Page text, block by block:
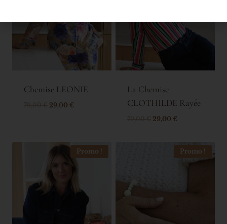
Chemise LEONIE
29,00 €
La Chemise
CLOTHILDE Rayée
29,00 €
Promo ! Promo !